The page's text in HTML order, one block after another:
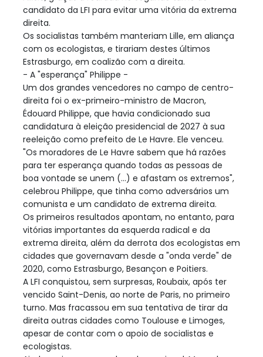
candidato da LFI para evitar uma vitória da extrema
direita.
Os socialistas também manteriam Lille, em aliança
com os ecologistas, e tirariam destes últimos
Estrasburgo, em coalizão com a direita.
- A "esperança" Philippe -
Um dos grandes vencedores no campo de centro-
direita foi o ex-primeiro-ministro de Macron,
Édouard Philippe, que havia condicionado sua
candidatura à eleição presidencial de 2027 à sua
reeleição como prefeito de Le Havre. Ele venceu.
"Os moradores de Le Havre sabem que há razões
para ter esperança quando todas as pessoas de
boa vontade se unem (...) e afastam os extremos",
celebrou Philippe, que tinha como adversários um
comunista e um candidato de extrema direita.
Os primeiros resultados apontam, no entanto, para
vitórias importantes da esquerda radical e da
extrema direita, além da derrota dos ecologistas em
cidades que governavam desde a "onda verde" de
2020, como Estrasburgo, Besançon e Poitiers.
A LFI conquistou, sem surpresas, Roubaix, após ter
vencido Saint-Denis, ao norte de Paris, no primeiro
turno. Mas fracassou em sua tentativa de tirar da
direita outras cidades como Toulouse e Limoges,
apesar de contar com o apoio de socialistas e
ecologistas.